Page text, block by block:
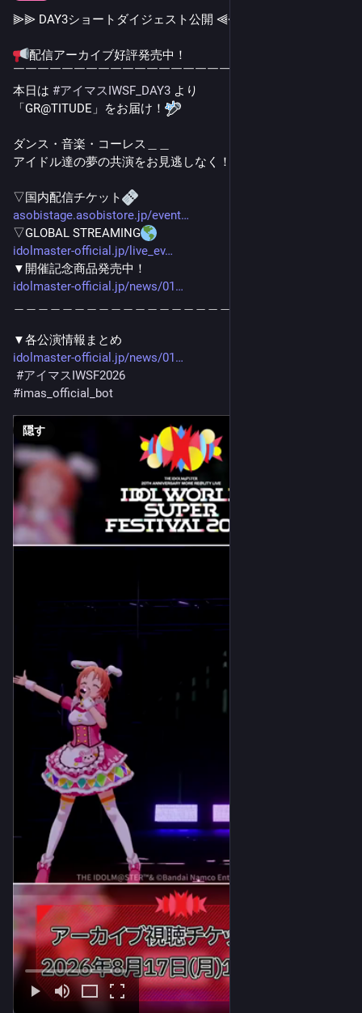
⫸⫸ DAY3ショートダイジェスト公開 ⫷⫷
配信アーカイブ好評発売中！
￣￣￣￣￣￣￣￣￣￣￣￣￣￣￣￣￣￣
本日は #アイマスIWSF_DAY3 より
「GR@TITUDE」をお届け！
ダンス・音楽・コーレス＿＿
アイドル達の夢の共演をお見逃しなく！
▽国内配信チケット
asobistage.asobistore.jp/event
▽GLOBAL STREAMING
idolmaster-official.jp/live_ev
▼開催記念商品発売中！
idolmaster-official.jp/news/01
▼各公演情報まとめ
idolmaster-official.jp/news/01
#アイマスIWSF2026
#imas_official_bot
隠す